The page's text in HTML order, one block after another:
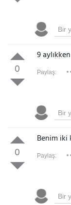
0
9 aylıkken
Paylaş:
0
Benim iki
Paylaş: